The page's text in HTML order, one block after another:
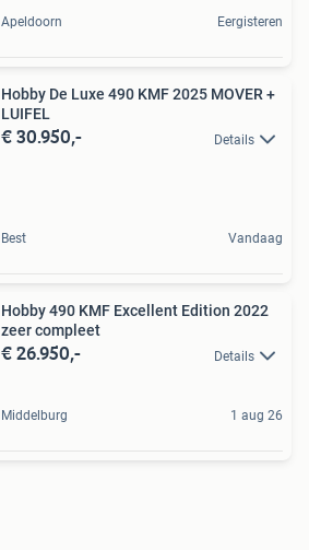
Apeldoorn Eergisteren
Hobby De Luxe 490 KMF 2025 MOVER +
LUIFEL
€ 30.950,- Details
Best Vandaag
Hobby 490 KMF Excellent Edition 2022
zeer compleet
€ 26.950,- Details
Middelburg 1 aug 26